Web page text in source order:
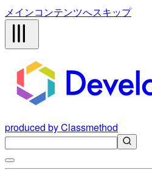
メインコンテンツへスキップ
produced by Classmethod